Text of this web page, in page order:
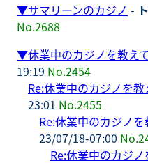
▼サマリーンのカジノ -
No.2688
▼休業中のカジノを教え
19:19 No.2454
Re:休業中のカジノを
23:01 No.2455
Re:休業中のカジノ
23/07/18-07:00
Re:休業中のカジ